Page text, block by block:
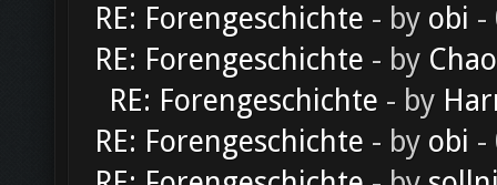
RE: Forengeschichte - by obi -
RE: Forengeschichte - by
RE: Forengeschichte - by
RE: Forengeschichte - by obi -